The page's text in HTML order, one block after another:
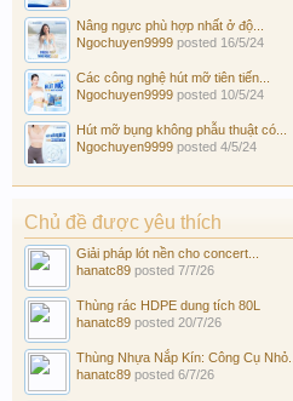
Nâng ngực phù hợp nhất ở độ...
Ngochuyen9999 posted 16/5/24
Các công nghệ hút mỡ tiên tiến...
Ngochuyen9999 posted 10/5/24
Hút mỡ bụng không phẫu thuật có...
Ngochuyen9999 posted 4/5/24
Chủ đề được yêu thích
Giải pháp lót nền cho concert...
hanatc89 posted 7/7/26
Thùng rác HDPE dung tích 80L
hanatc89 posted 20/7/26
Thùng Nhựa Nắp Kín: Công Cụ Nhỏ...
hanatc89 posted 6/7/26